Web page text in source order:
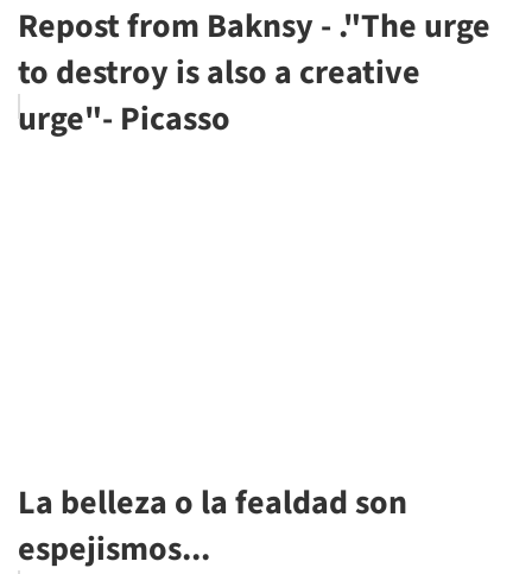
Repost from Baknsy - ."The urge
to destroy is also a creative
urge"- Picasso
La belleza o la fealdad son
espejismos...